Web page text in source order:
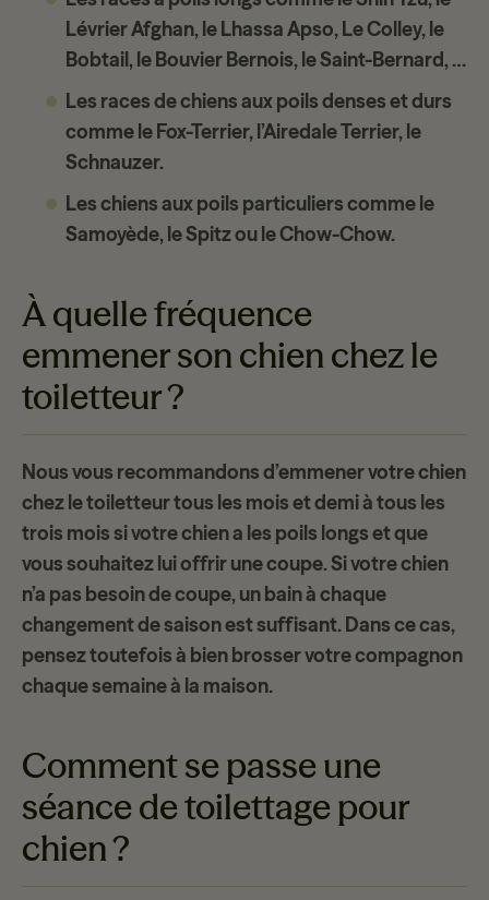
Lévrier Afghan, le Lhassa Apso, Le Colley, le
Bobtail, le Bouvier Bernois, le Saint-Bernard, …
Les races de chiens aux poils denses et durs
comme le Fox-Terrier, l’Airedale Terrier, le
Schnauzer.
Les chiens aux poils particulierscomme le
Samoyède, le Spitz ou le Chow-Chow.
À quelle fréquence
emmener son chien chez le
toiletteur ?
Nous vous recommandons d’emmener votre chien
chez le toiletteurtous les mois et demi à tous les
trois moissi votre chien a les poils longs et que
vous souhaitez lui offrir une coupe. Si votre chien
n’a pas besoin de coupe, unbain à chaque
changement de saisonest suffisant. Dans ce cas,
pensez toutefois à bien brosser votre compagnon
chaque semaine à la maison.
Comment se passe une
séance de toilettage pour
chien ?